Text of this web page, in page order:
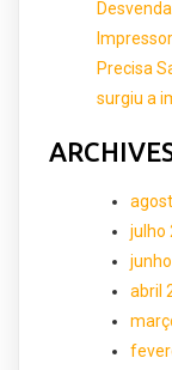
Precisa
surgiu a
julho
abril